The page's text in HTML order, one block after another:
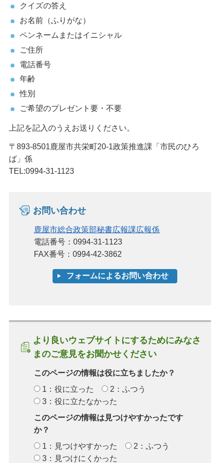
クイズの答え
お名前（ふりがな）
ペンネームまたはイニシャル
ご住所
電話番号
年齢
性別
ご希望のプレゼント要・不要
上記を記入のうえお送りください。
〒893-8501鹿屋市共栄町20-1政策推進課「市民のひろ
ば」係
TEL:0994-31-1123
お問い合わせ
鹿屋市総合政策部秘書広報課広報係
電話番号：0994-31-1123
FAX番号：0994-42-3862
より良いウェブサイトにするためにみなさ
まのご意見をお聞かせください
このページの情報は役に立ちましたか？
1：役に立った
2：ふつう
3：役に立たなかった
このページの情報は見つけやすかったです
か？
1：見つけやすかった
2：ふつう
3：見つけにくかった